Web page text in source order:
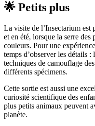
🌟 Petits plus
La visite de l’Insectarium est
et en été, lorsque la serre
couleurs. Pour une
temps d’observer les détails
techniques de camouflage
différents spécimens.
Cette sortie est aussi une
curiosité scientifique des
plus petits animaux peuvent
planète.